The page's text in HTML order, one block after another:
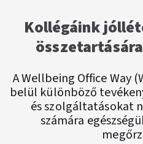
Kollégáink
A Wellbeing Office Way
belül különböző
és szolgáltatásokat
számára